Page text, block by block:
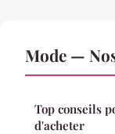
Mode —
Top conseils
d'acheter